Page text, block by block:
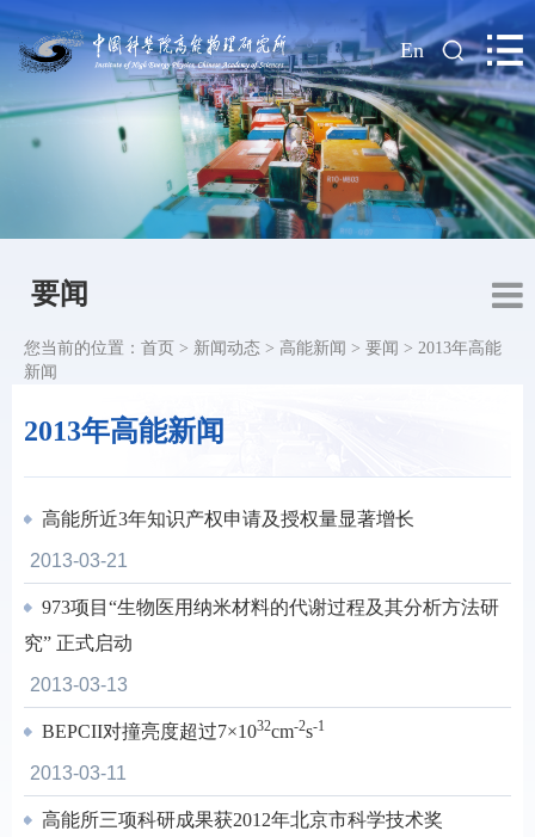
| En
要闻
2013年高能新闻
您当前的位置： 首页 > 新闻动态 > 高能新闻 > 要闻 > 2013年高能
新闻
高能所近3年知识产权申请及授权量显著增长
2013-03-21
973项目“生物医用纳米材料的代谢过程及其分析方法研
究” 正式启动
2013-03-13
BEPCII对撞亮度超过7×1032cm-2s-1
2013-03-11
高能所三项科研成果获2012年北京市科学技术奖